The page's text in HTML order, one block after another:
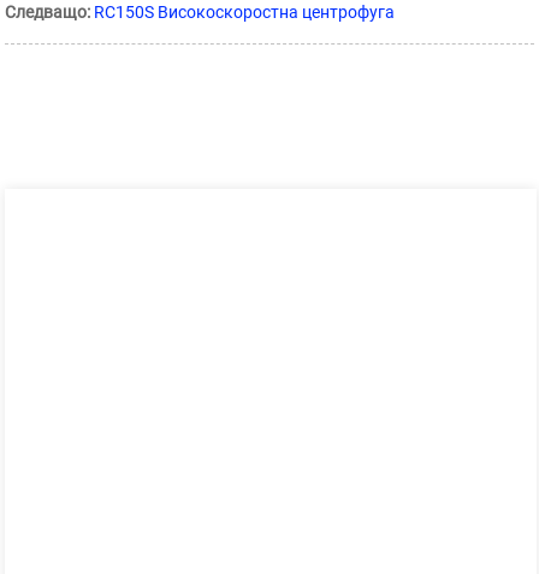
Следващо: RC150S Високоскоростна центрофуга